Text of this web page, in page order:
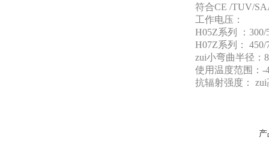
符合CE /TUV/
工作电压：
H05Z系列 ：300/
H07Z系列： 450/
zui小弯曲半径：
使用温度范围：-
抗辐射强度： zui